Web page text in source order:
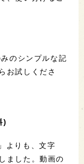
のシンプルな記
お試しくださ
)
よりも、文字
ました。動画の